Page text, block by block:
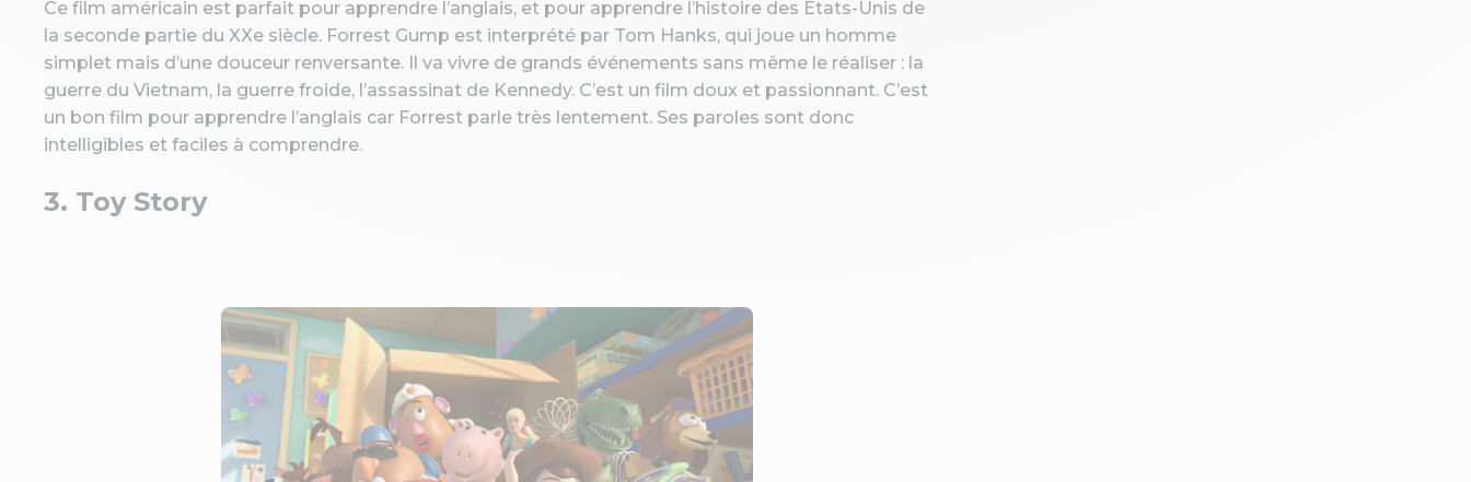
Ce film américain est parfait pour apprendre l’anglais, et pour apprendre l’histoire des Etats-Unis de
la seconde partie du XXe siècle. Forrest Gump est interprété par Tom Hanks, qui joue un homme
simplet mais d’une douceur renversante. Il va vivre de grands événements sans même le réaliser : la
guerre du Vietnam, la guerre froide, l’assassinat de Kennedy. C’est un film doux et passionnant. C’est
un bon film pour apprendre l’anglais car Forrest parle très lentement. Ses paroles sont donc
intelligibles et faciles à comprendre.
3. Toy Story